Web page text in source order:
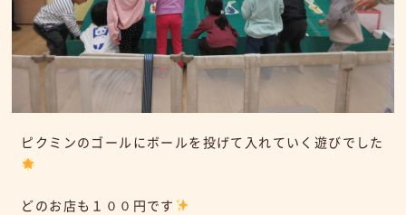
ピクミンのゴールにボールを投げて入れていく遊びでした
どのお店も１００円です